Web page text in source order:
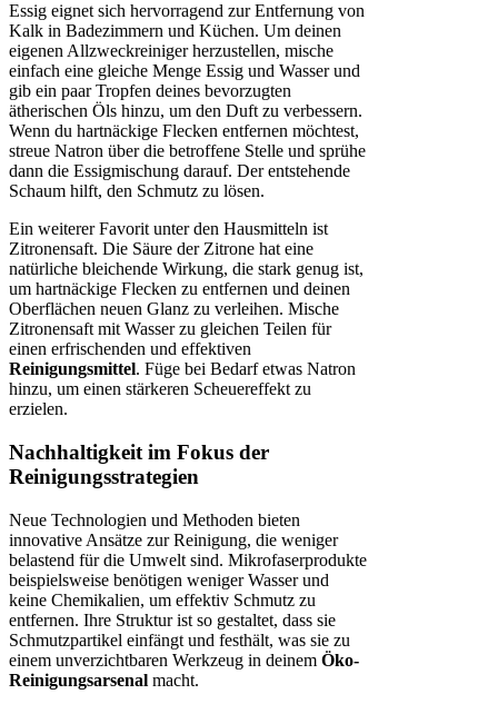
Essig eignet sich hervorragend zur Entfernung von
Kalk in Badezimmern und Küchen. Um deinen
eigenen Allzweckreiniger herzustellen, mische
einfach eine gleiche Menge Essig und Wasser und
gib ein paar Tropfen deines bevorzugten
ätherischen Öls hinzu, um den Duft zu verbessern.
Wenn du hartnäckige Flecken entfernen möchtest,
streue Natron über die betroffene Stelle und sprühe
dann die Essigmischung darauf. Der entstehende
Schaum hilft, den Schmutz zu lösen.
Ein weiterer Favorit unter den Hausmitteln ist
Zitronensaft. Die Säure der Zitrone hat eine
natürliche bleichende Wirkung, die stark genug ist,
um hartnäckige Flecken zu entfernen und deinen
Oberflächen neuen Glanz zu verleihen. Mische
Zitronensaft mit Wasser zu gleichen Teilen für
einen erfrischenden und effektiven
Reinigungsmittel. Füge bei Bedarf etwas Natron
hinzu, um einen stärkeren Scheuereffekt zu
erzielen.
Nachhaltigkeit im Fokus der
Reinigungsstrategien
Neue Technologien und Methoden bieten
innovative Ansätze zur Reinigung, die weniger
belastend für die Umwelt sind. Mikrofaserprodukte
beispielsweise benötigen weniger Wasser und
keine Chemikalien, um effektiv Schmutz zu
entfernen. Ihre Struktur ist so gestaltet, dass sie
Schmutzpartikel einfängt und festhält, was sie zu
einem unverzichtbaren Werkzeug in deinem Öko-
Reinigungsarsenal macht.